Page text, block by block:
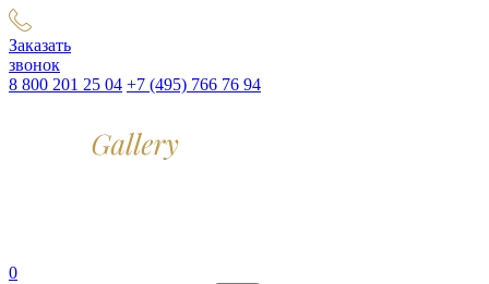
Заказать
звонок
8 800 201 25 04 +7 (495) 766 76 94
0